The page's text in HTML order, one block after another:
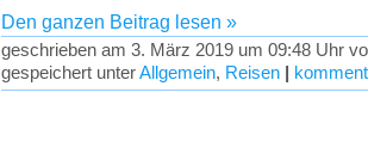
Den ganzen Beitrag lesen »
geschrieben am 3. März 2019 um 09:48 Uhr
gespeichert unterAllgemein, Reisen